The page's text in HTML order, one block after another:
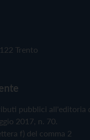
Trento
pubblici all'editoria
2017, n. 70.
f) del comma 2